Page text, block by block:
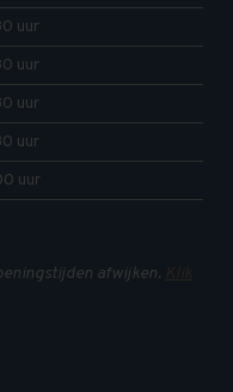
uur
uur
uur
uur
uur
afwijken. Klik